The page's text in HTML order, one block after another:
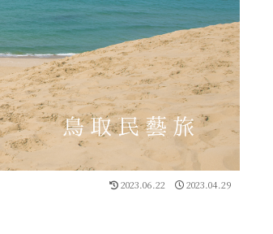
2023.06.22 2023.04.29